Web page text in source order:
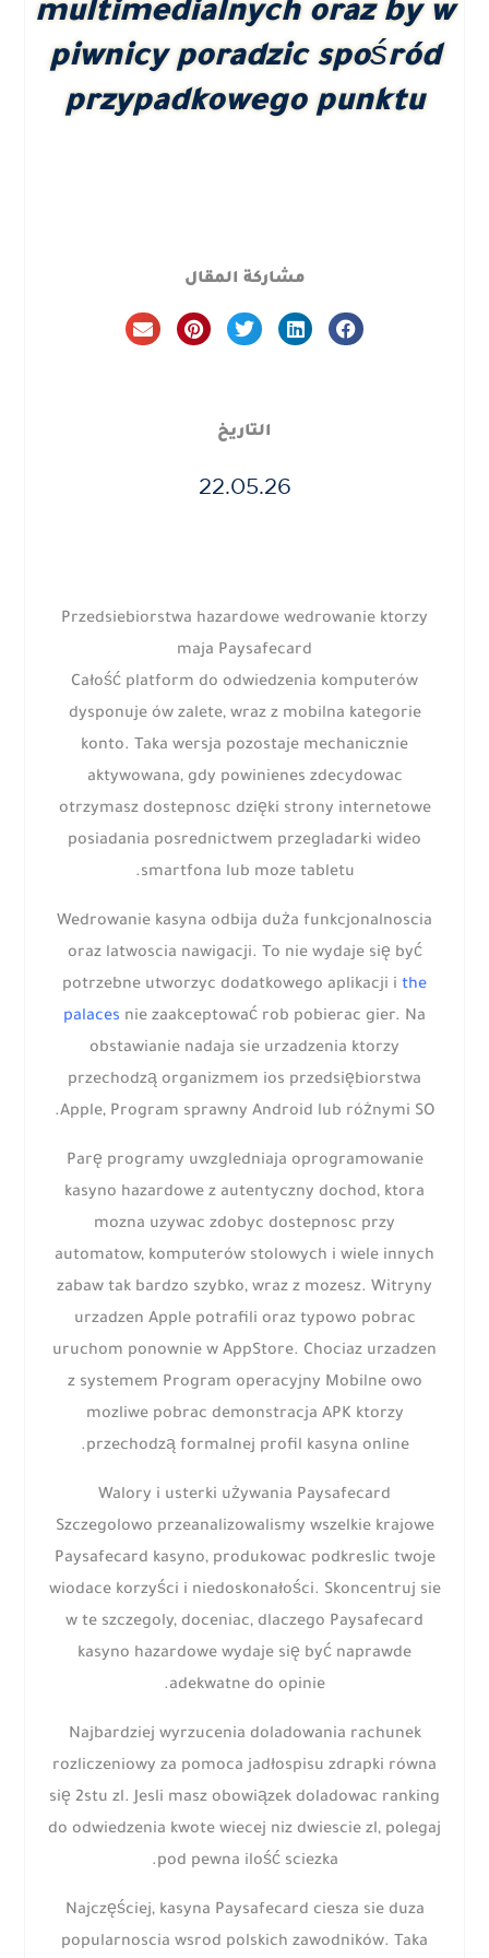
multimedialnych oraz by w
piwnicy poradzic spośród
przypadkowego punktu
مشاركة المقال
التاريخ
22.05.26
Przedsiebiorstwa hazardowe wedrowanie ktorzy
maja Paysafecard
Całość platform do odwiedzenia komputerów
dysponuje ów zalete, wraz z mobilna kategorie
konto. Taka wersja pozostaje mechanicznie
aktywowana, gdy powinienes zdecydowac
otrzymasz dostepnosc dzięki strony internetowe
posiadania posrednictwem przegladarki wideo
smartfona lub moze tabletu.
Wedrowanie kasyna odbija duża funkcjonalnoscia
oraz latwoscia nawigacji. To nie wydaje się być
potrzebne utworzyc dodatkowego aplikacji i the
palaces nie zaakceptować rob pobierac gier. Na
obstawianie nadaja sie urzadzenia ktorzy
przechodzą organizmem ios przedsiębiorstwa
Apple, Program sprawny Android lub różnymi SO.
Parę programy uwzgledniaja oprogramowanie
kasyno hazardowe z autentyczny dochod, ktora
mozna uzywac zdobyc dostepnosc przy
automatow, komputerów stolowych i wiele innych
zabaw tak bardzo szybko, wraz z mozesz. Witryny
urzadzen Apple potrafili oraz typowo pobrac
uruchom ponownie w AppStore. Chociaz urzadzen
z systemem Program operacyjny Mobilne owo
mozliwe pobrac demonstracja APK ktorzy
przechodzą formalnej profil kasyna online.
Walory i usterki używania Paysafecard
Szczegolowo przeanalizowalismy wszelkie krajowe
Paysafecard kasyno, produkowac podkreslic twoje
wiodace korzyści i niedoskonałości. Skoncentruj sie
w te szczegoly, doceniac, dlaczego Paysafecard
kasyno hazardowe wydaje się być naprawde
adekwatne do opinie.
Najbardziej wyrzucenia doladowania rachunek
rozliczeniowy za pomoca jadłospisu zdrapki równa
się 2stu zl. Jesli masz obowiązek doladowac ranking
do odwiedzenia kwote wiecej niz dwiescie zl, polegaj
pod pewna ilość sciezka.
Najczęściej, kasyna Paysafecard ciesza sie duza
popularnoscia wsrod polskich zawodników. Taka